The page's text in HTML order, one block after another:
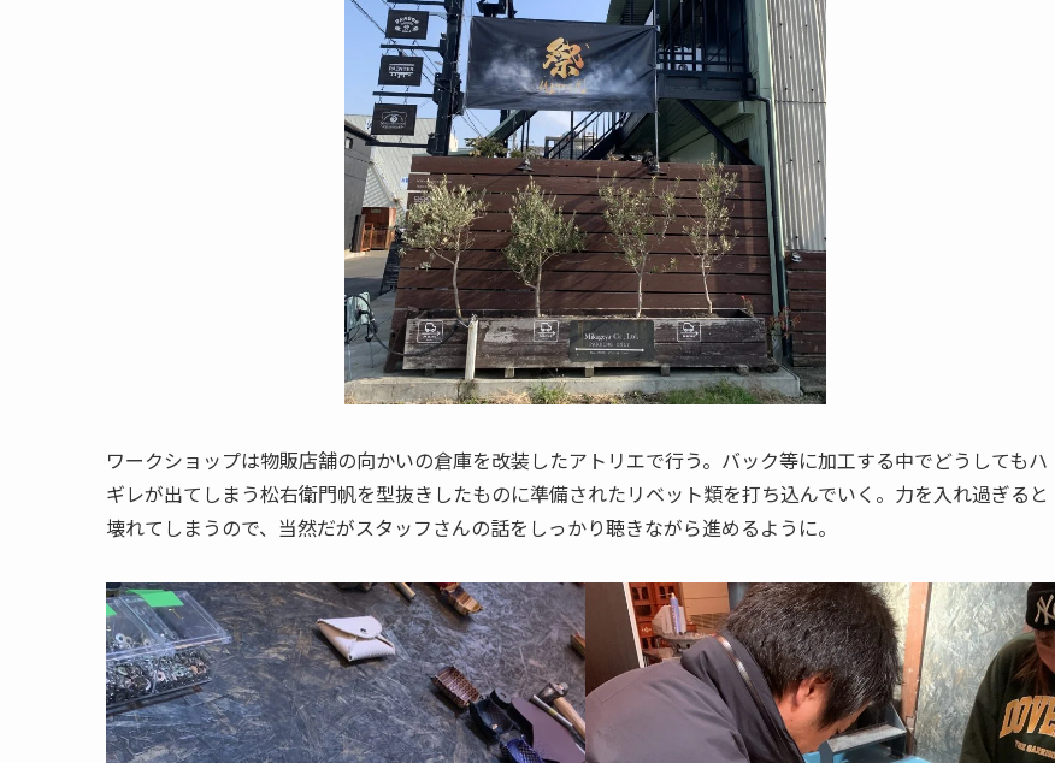
ワークショップは物販店舗の向かいの倉庫を改装したアトリエで行う。バック等に加工する中でどうしてもハ
ギレが出てしまう松右衛門帆を型抜きしたものに準備されたリベット類を打ち込んでいく。力を入れ過ぎると
壊れてしまうので、当然だがスタッフさんの話をしっかり聴きながら進めるように。